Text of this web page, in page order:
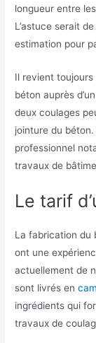
longueur entre
L’astuce serait
estimation pour
Il revient
béton auprès
deux coulages
jointure du
professionnel
travaux de
Le tarif
La fabrication du
ont une
actuellement de
sont livrés en
ingrédients qui
travaux de